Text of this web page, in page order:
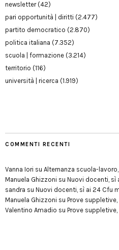
newsletter(42)
pari opportunità | diritti (2.477)
partito democratico (2.870)
politica italiana (7.352)
scuola | formazione (3.214)
territorio (116)
università | ricerca (1.919)
COMMENTI RECENTI
Vanna Iori su Alternanza scuola-
Manuela Ghizzoni su Nuovi docenti, sì
sandra su Nuovi docenti, sì ai 24 Cfu
Manuela Ghizzoni su Prove
Valentino Amadio su Prove